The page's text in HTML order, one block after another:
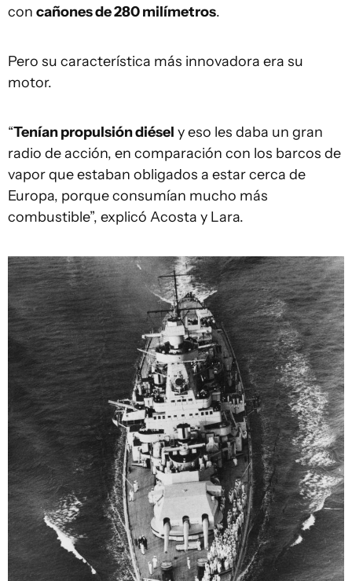
con cañones de 280 milímetros.
Pero su característica más innovadora era su
motor.
“Tenían propulsión diésel y eso les daba un gran
radio de acción, en comparación con los barcos de
vapor que estaban obligados a estar cerca de
Europa, porque consumían mucho más
combustible”, explicó Acosta y Lara.